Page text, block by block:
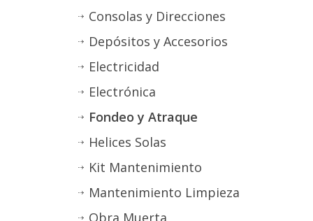
Consolas y Direcciones
Depósitos y Accesorios
Electricidad
Electrónica
Fondeo y Atraque
Helices Solas
Kit Mantenimiento
Mantenimiento Limpieza
Obra Muerta